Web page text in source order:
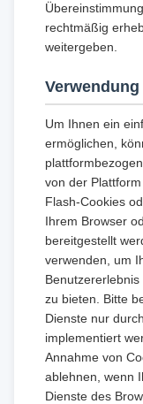
rechtmäßig
weitergeben.
Um Ihnen ein
ermöglichen,
von der
Flash-Cookies
Ihrem Browser
bereitgestellt
verwenden, um
zu bieten. Bitte
Dienste nur
implementiert
Annahme von
ablehnen, wenn
Dienste des